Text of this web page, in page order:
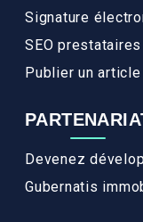
Signature
SEO prestataires
Publier un article
Devenez
Gubernatis